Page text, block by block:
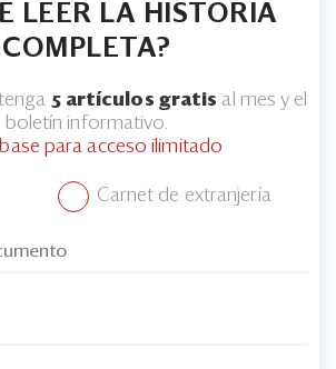
LEER LA HISTORIA
COMPLETA?
5 artículos gratis al mes y el
boletín informativo.
para acceso ilimitado
Carnet de extranjería